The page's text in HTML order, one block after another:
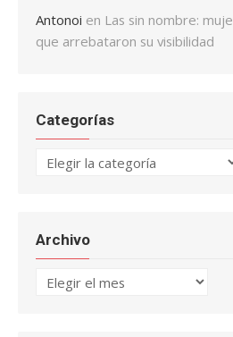
Antonoi en Las sin nombre:
que arrebataron su visibilidad
Categorías
Categorías
Archivo
Archivo